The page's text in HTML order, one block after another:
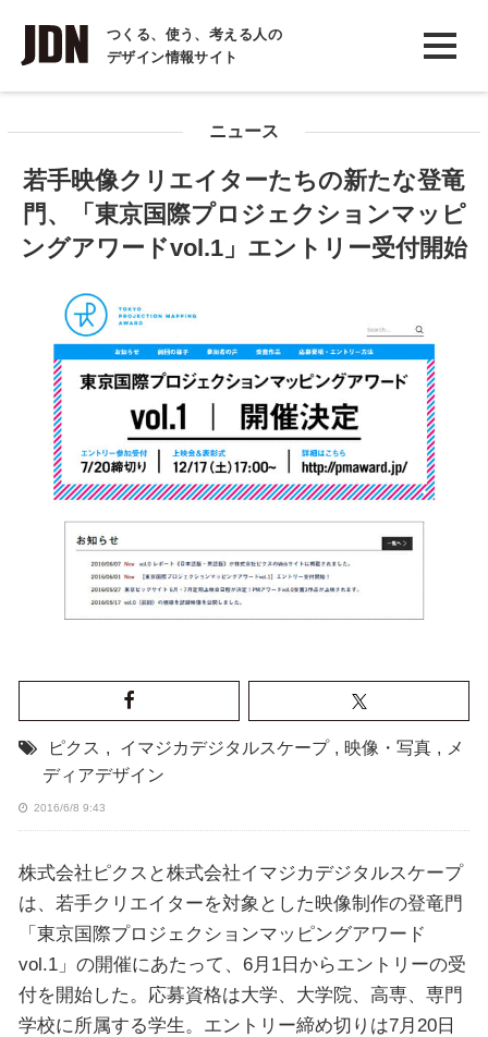
つくる、使う、考える人の
デザイン情報サイト
INTERVIEW
インタビュー
COLUMN
コラム
ニュース
若手映像クリエイターたちの新たな登竜
門、「東京国際プロジェクションマッピ
ングアワードvol.1」エントリー受付開始
ピクス , イマジカデジタルスケープ , 映像・写真 , メ
ディアデザイン
2016/6/8 9:43
株式会社ピクスと株式会社イマジカデジタルスケープ
は、若手クリエイターを対象とした映像制作の登竜門
「東京国際プロジェクションマッピングアワード
vol.1」の開催にあたって、6月1日からエントリーの受
付を開始した。応募資格は大学、大学院、高専、専門
学校に所属する学生。エントリー締め切りは7月20日